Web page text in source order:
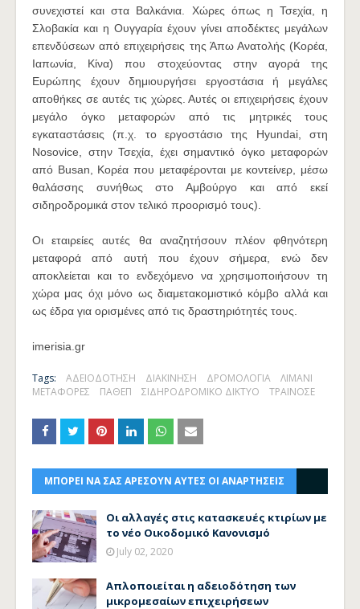
συνεχιστεί και στα Βαλκάνια. Χώρες όπως η Τσεχία, η
Σλοβακία και η Ουγγαρία έχουν γίνει αποδέκτες μεγάλων
επενδύσεων από επιχειρήσεις της Άπω Ανατολής (Κορέα,
Ιαπωνία, Κίνα) που στοχεύοντας στην αγορά της
Ευρώπης έχουν δημιουργήσει εργοστάσια ή μεγάλες
αποθήκες σε αυτές τις χώρες. Αυτές οι επιχειρήσεις έχουν
μεγάλο όγκο μεταφορών από τις μητρικές τους
εγκαταστάσεις (π.χ. το εργοστάσιο της Hyundai, στη
Nosovice, στην Τσεχία, έχει σημαντικό όγκο μεταφορών
από Busan, Kορέα που μεταφέρονται με κοντείνερ, μέσω
θαλάσσης συνήθως στο Αμβούργο και από εκεί
σιδηροδρομικά στον τελικό προορισμό τους).
Οι εταιρείες αυτές θα αναζητήσουν πλέον φθηνότερη
μεταφορά από αυτή που έχουν σήμερα, ενώ δεν
αποκλείεται και το ενδεχόμενο να χρησιμοποιήσουν τη
χώρα μας όχι μόνο ως διαμετακομιστικό κόμβο αλλά και
ως έδρα για ορισμένες από τις δραστηριότητές τους.
imerisia.gr
Tags: ΑΔΕΙΟΔΟΤΗΣΗ ΔΙΑΚΙΝΗΣΗ ΔΡΟΜΟΛΟΓΙΑ
ΛΙΜΑΝΙ
ΜΕΤΑΦΟΡΕΣ
ΠΑΘΕΠ ΣΙΔΗΡΟΔΡΟΜΙΚΟ ΔΙΚΤΥΟ ΤΡΑΙΝΟΣΕ
ΜΠΟΡΕΙ ΝΑ ΣΑΣ ΑΡΕΣΟΥΝ ΑΥΤΕΣ ΟΙ ΑΝΑΡΤΗΣΕΙΣ
Οι αλλαγές στις κατασκευές κτιρίων με
το νέο Οικοδομικό Κανονισμό
July 02, 2020
Απλοποιείται η αδειοδότηση των
μικρομεσαίων επιχειρήσεων